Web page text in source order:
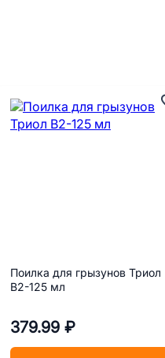
Поилка для грызунов Триол
B2-125 мл
379.99 ₽